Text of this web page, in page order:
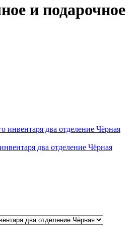
и подарочное
два отделение Чёрная